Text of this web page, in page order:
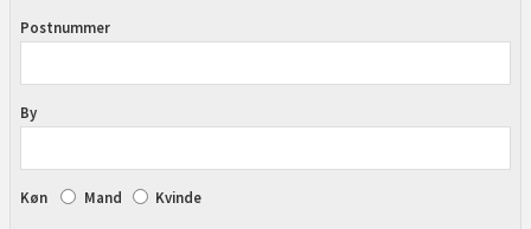
Postnummer
By
Køn Mand Kvinde